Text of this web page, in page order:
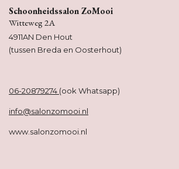
Schoonheidssalon ZoMooi
Witteweg 2A
4911AN Den Hout
(tussen Breda en Oosterhout)
06-20879274 (ook Whatsapp)
info@salonzomooi.nl
www.salonzomooi.nl